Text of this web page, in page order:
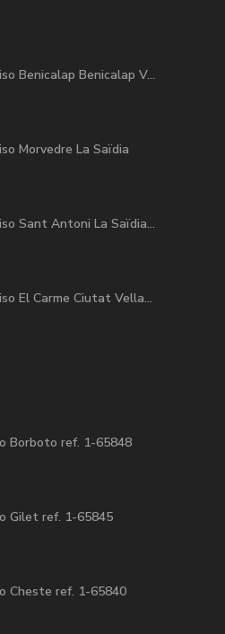
Benicalap Benicalap V...
Morvedre La Saïdia
Sant Antoni La Saïdia...
El Carme Ciutat Vella...
Borboto ref. 1-65848
Gilet ref. 1-65845
Cheste ref. 1-65840